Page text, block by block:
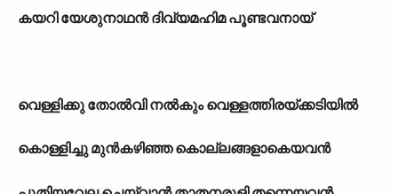
കയറി യേശുനാഥൻ ദിവ്യമഹിമ പൂണ്ടവനായ്
വെള്ളിക്കു തോൽവി നൽകും വെള്ളത്തിരയ്ക്കടിയിൽ
കൊള്ളിച്ചു മുൻകഴിഞ്ഞ കൊല്ലങ്ങളാകെയവൻ